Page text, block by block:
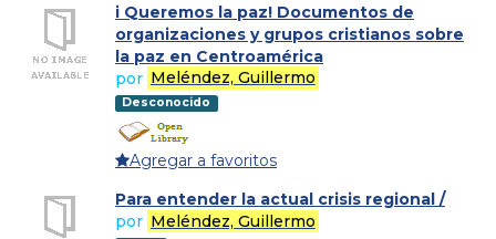
i Queremos la paz! Documentos de
organizaciones y grupos cristianos sobre
la paz en Centroamérica
por Meléndez, Guillermo
Desconocido
Agregar a favoritos
Para entender la actual crisis regional /
por Meléndez, Guillermo